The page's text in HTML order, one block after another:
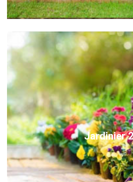
Jardinier